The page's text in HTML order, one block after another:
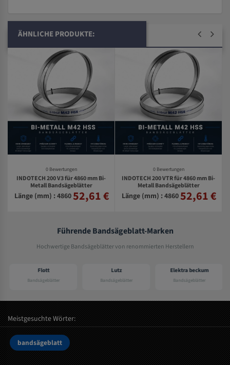
ÄHNLICHE PRODUKTE:
0 Bewertungen
INDOTECH 200 V3 für 4860 mm Bi-
Metall Bandsägeblätter
Länge (mm) : 486052,61 €
0 Bewertungen
INDOTECH 200 VTR für 4860 mm Bi-
Metall Bandsägeblätter
Länge (mm) : 486052,61 €
Führende Bandsägeblatt-Marken
Hochwertige Bandsägeblätter von renommierten Herstellern
Flott
Bandsägeblätter
Lutz
Bandsägeblätter
Elektra beckum
Bandsägeblätter
Meistgesuchte Wörter:
bandsägeblatt